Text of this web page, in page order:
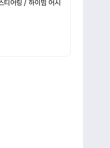
티어링 / 하이빔 어시